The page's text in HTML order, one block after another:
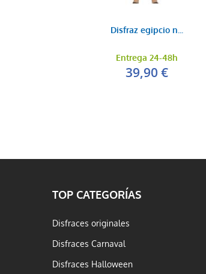
Disfraz egipcio n...
Entrega 24-48h
39,90 €
TOP CATEGORÍAS
Disfraces originales
Disfraces Carnaval
Disfraces Halloween